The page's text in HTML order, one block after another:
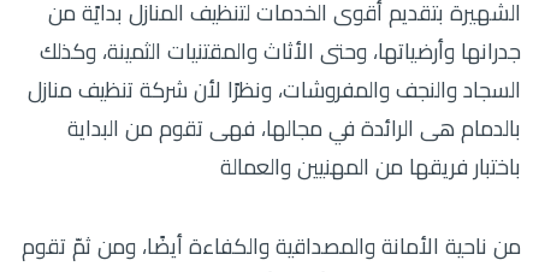
الشهيرة بتقديم أقوى الخدمات لتنظيف المنازل بدايًة من
جدرانها وأرضياتها، وحتى الأثاث والمقتنيات الثمينة، وكذلك
السجاد والنجف والمفروشات، ونظرًا لأن شركة تنظيف منازل
بالدمام هى الرائدة في مجالها، فهى تقوم من البداية
باختبار فريقها من المهنيين والعمالة
من ناحية الأمانة والمصداقية والكفاءة أيضًا، ومن ثمّ تقوم